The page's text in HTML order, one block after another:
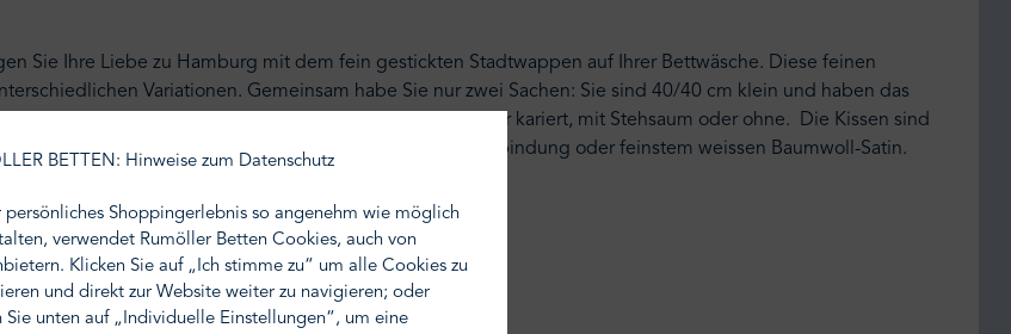
Sie Ihre Liebe zu Hamburg mit dem fein gestickten Stadtwappen auf Ihrer Bettwäsche. Diese feinen
Variationen. Gemeinsam habe Sie nur zwei Sachen: Sie sind 40/40 cm klein und haben das
zwischen Kuschelkissenbezüge in weiss, gestreift oder kariert, mit Stehsaum oder ohne. Die Kissen sind
durchgefärbter Baumwolle in klassischer Leinwandbindung oder feinstem weissen Baumwoll-Satin.
mit eingesticktem, kleinen Hamburg Wappen
langlebig.
BETTEN: Hinweise zum Datenschutz
persönliches Shoppingerlebnis so angenehm wie möglich
verwendet Rumöller Betten Cookies, auch von
Klicken Sie auf „Ich stimme zu“ um alle Cookies zu
und direkt zur Website weiter zu navigieren; oder
Sie unten auf „Individuelle Einstellungen“, um eine